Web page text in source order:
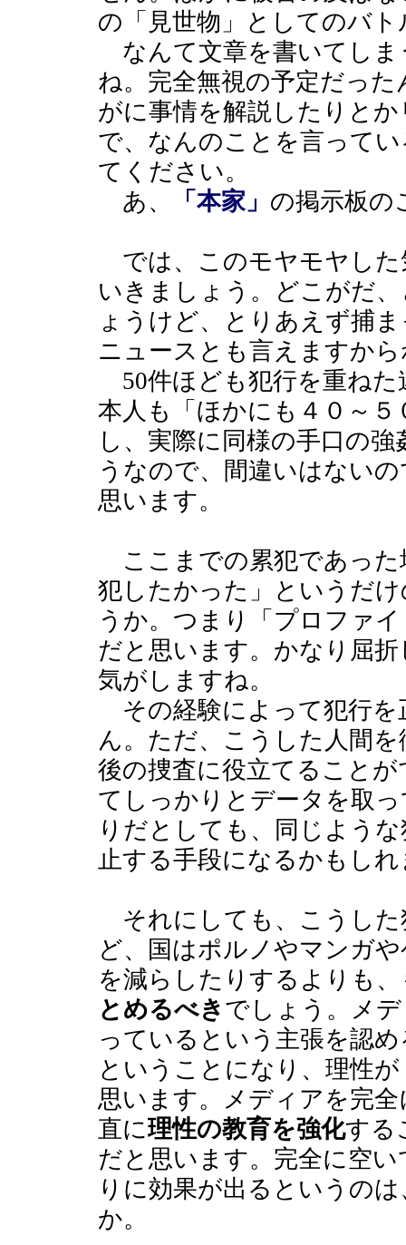
の「見世物」としてのバ
なんて文章を書いてしま
ね。完全無視の予定だっ
がに事情を解説したりと
で、なんのことを言って
てください。
あ、
「本家」 の掲示板の
では、このモヤモヤした
いきましょう。どこがだ
ょうけど、とりあえず捕
ニュースとも言えますから
50件ほども犯行を重ねた
本人も「ほかにも４０～
し、実際に同様の手口の
うなので、間違いはない
思います。
ここまでの累犯であった
犯したかった」というだ
うか。つまり「プロファ
だと思います。かなり屈
気がしますね。
その経験によって犯行を
ん。ただ、こうした人間
後の捜査に役立てること
てしっかりとデータを取
りだとしても、同じよう
止する手段になるかもし
それにしても、こうした
ど、国はポルノやマンガ
を減らしたりするよりも
とめるべき でしょう。メ
っているという主張を認
ということになり、理性が
思います。メディアを完
直に理性の教育を強化する
だと思います。完全に空
りに効果が出るというの
か。